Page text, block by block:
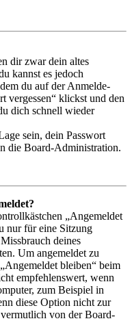
dir zwar dein altes
kannst es jedoch
du auf der Anmelde-
vergessen“ klickst und den
dich schnell wieder
sein, dein Passwort
die Board-Administration.
„Angemeldet
nur für eine Sitzung
deines
Um angemeldet zu
bleiben“ beim
empfehlenswert, wenn
zum Beispiel in
diese Option nicht zur
von der Board-